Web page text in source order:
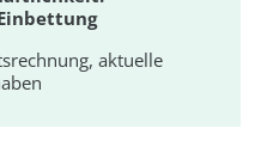
aktuelle